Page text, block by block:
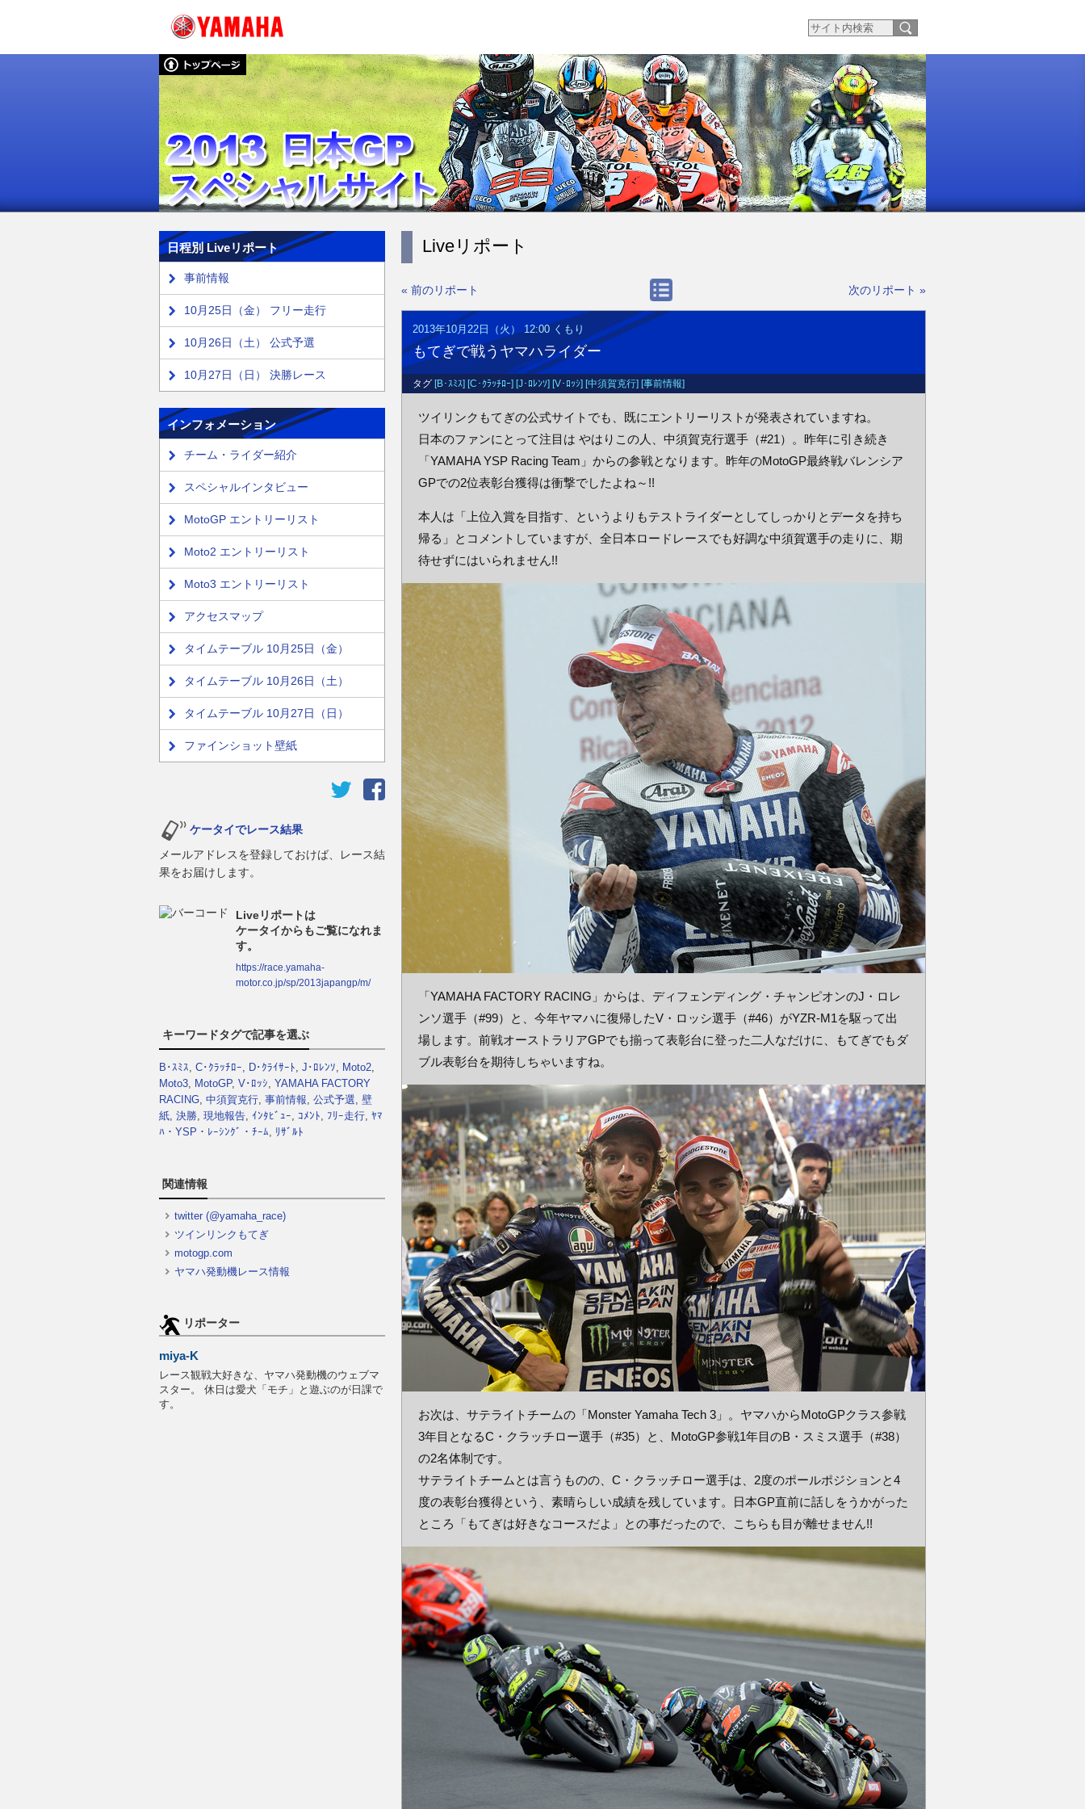
Liveリポート
« 前のリポート 次のリポート »
2013年10月22日（火） 12:00 くもり
もてぎで戦うヤマハライダー
タグ [B･ｽﾐｽ] [C･ｸﾗｯﾁﾛｰ] [J･ﾛﾚﾝｿ] [V･ﾛｯｼ] [中須賀克行] [事前情報]
ツイリンクもてぎの公式サイトでも、既にエントリーリストが発表されていますね。
日本のファンにとって注目は やはりこの人、中須賀克行選手（#21）。昨年に引き続き
「YAMAHA YSP Racing Team」からの参戦となります。昨年のMotoGP最終戦バレンシア
GPでの2位表彰台獲得は衝撃でしたよね～!!
本人は「上位入賞を目指す、というよりもテストライダーとしてしっかりとデータを持ち
帰る」とコメントしていますが、全日本ロードレースでも好調な中須賀選手の走りに、期
待せずにはいられません!!
「YAMAHA FACTORY RACING」からは、ディフェンディング・チャンピオンのJ・ロレ
ンソ選手（#99）と、今年ヤマハに復帰したV・ロッシ選手（#46）がYZR-M1を駆って出
場します。前戦オーストラリアGPでも揃って表彰台に登った二人なだけに、もてぎでもダ
ブル表彰台を期待しちゃいますね。
お次は、サテライトチームの「Monster Yamaha Tech 3」。ヤマハからMotoGPクラス参戦
3年目となるC・クラッチロー選手（#35）と、MotoGP参戦1年目のB・スミス選手（#38）
の2名体制です。
サテライトチームとは言うものの、C・クラッチロー選手は、2度のポールポジションと4
度の表彰台獲得という、素晴らしい成績を残しています。日本GP直前に話しをうかがった
ところ「もてぎは好きなコースだよ」との事だったので、こちらも目が離せません!!
日程別 Liveリポート
事前情報
10月25日（金） フリー走行
10月26日（土） 公式予選
10月27日（日） 決勝レース
インフォメーション
チーム・ライダー紹介
スペシャルインタビュー
MotoGP エントリーリスト
Moto2 エントリーリスト
Moto3 エントリーリスト
アクセスマップ
タイムテーブル 10月25日（金）
タイムテーブル 10月26日（土）
タイムテーブル 10月27日（日）
ファインショット壁紙
ケータイでレース結果
メールアドレスを登録しておけば、レース結
果をお届けします。
Liveリポートは
ケータイからもご覧になれま
す。
https://race.yamaha-
motor.co.jp/sp/2013japangp/m/
キーワードタグで記事を選ぶ
B･ｽﾐｽ, C･ｸﾗｯﾁﾛｰ, D･ｸﾗｲｻｰﾄ, J･ﾛﾚﾝｿ, Moto2,
Moto3, MotoGP, V･ﾛｯｼ, YAMAHA FACTORY
RACING, 中須賀克行, 事前情報, 公式予選, 壁
紙, 決勝, 現地報告, ｲﾝﾀﾋﾞｭｰ, ｺﾒﾝﾄ, ﾌﾘｰ走行, ﾔﾏ
ﾊ・YSP・ﾚｰｼﾝｸﾞ・ﾁｰﾑ, ﾘｻﾞﾙﾄ
関連情報
twitter (@yamaha_race)
ツインリンクもてぎ
motogp.com
ヤマハ発動機レース情報
リポーター
miya-K
レース観戦大好きな、ヤマハ発動機のウェブマ
スター。 休日は愛犬「モチ」と遊ぶのが日課で
す。